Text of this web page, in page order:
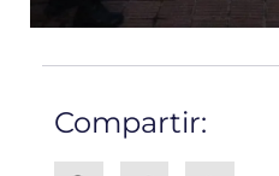
Compartir: